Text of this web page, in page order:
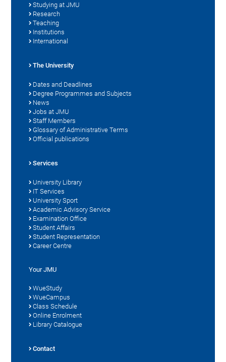
Studying at JMU
Research
Teaching
Institutions
International
The University
Dates and Deadlines
Degree Programmes and Subjects
News
Jobs at JMU
Staff Members
Glossary of Administrative Terms
Official publications
Services
University Library
IT Services
University Sport
Academic Advisory Service
Examination Office
Student Affairs
Student Representation
Career Centre
Your JMU
WueStudy
WueCampus
Class Schedule
Online Enrolment
Library Catalogue
Contact